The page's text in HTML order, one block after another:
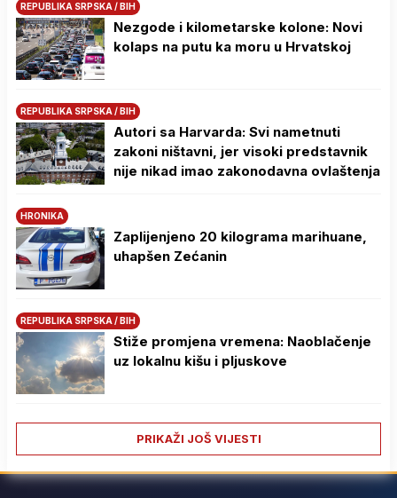
REPUBLIKA SRPSKA / BIH
Nezgode i kilometarske kolone: Novi
kolaps na putu ka moru u Hrvatskoj
REPUBLIKA SRPSKA / BIH
Autori sa Harvarda: Svi nametnuti
zakoni ništavni, jer visoki predstavnik
nije nikad imao zakonodavna ovlaštenja
HRONIKA
Zaplijenjeno 20 kilograma marihuane,
uhapšen Zećanin
REPUBLIKA SRPSKA / BIH
Stiže promjena vremena: Naoblačenje
uz lokalnu kišu i pljuskove
PRIKAŽI JOŠ VIJESTI